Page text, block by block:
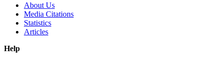
About Us
Media Citations
Statistics
Articles
Help